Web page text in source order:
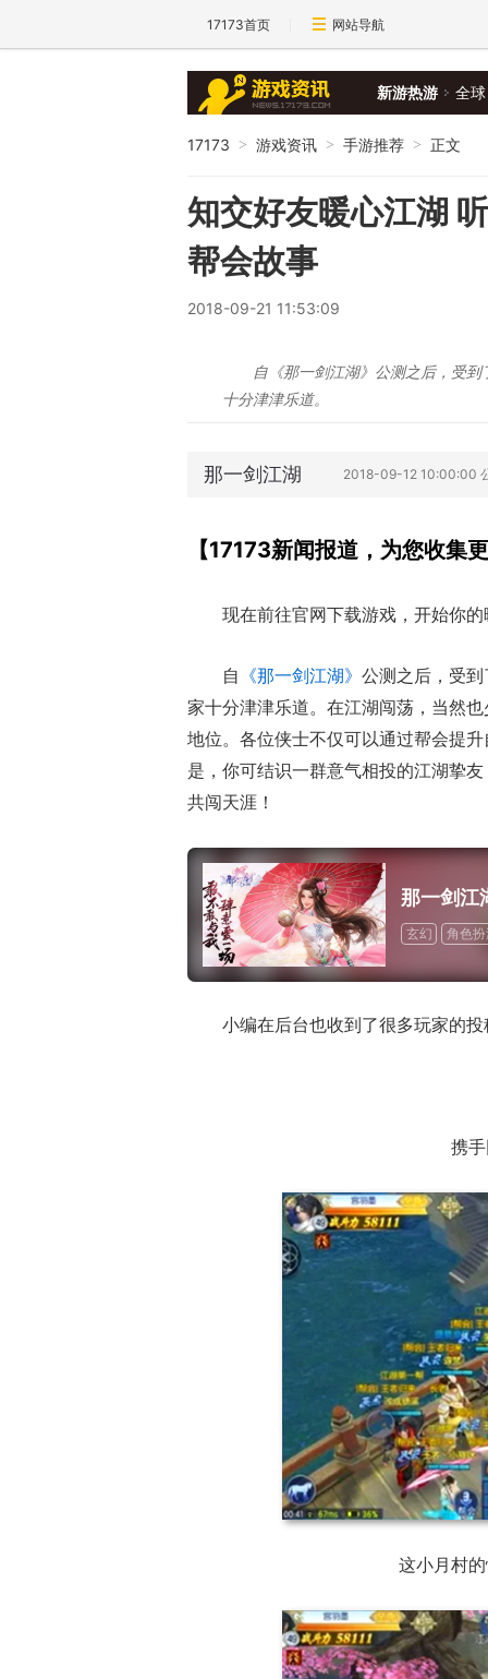
17173首页 网站导航
新游热游 全球
17173 > 游戏资讯 > 手游推荐 > 正文
知交好友暖心江湖
帮会故事
2018-09-21 11:53:09
自《那一剑江湖》公测之后，受
十分津津乐道。
那一剑江湖 2018-09-12 10:00:00
【17173新闻报道，为您收集
现在前往官网下载游戏，开始你
自 《那一剑江湖》 公测之后，受
家十分津津乐道。在江湖闯荡，当然
地位。各位侠士不仅可以通过帮会提
是，你可结识一群意气相投的江湖挚
共闯天涯！
那一剑江
玄幻 角色
小编在后台也收到了很多玩家的
携
这小月村
17周年庆典 争